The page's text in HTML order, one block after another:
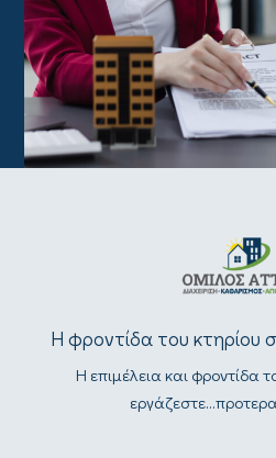
Η φροντίδα του κτηρίου
Η επιμέλεια και φροντίδα